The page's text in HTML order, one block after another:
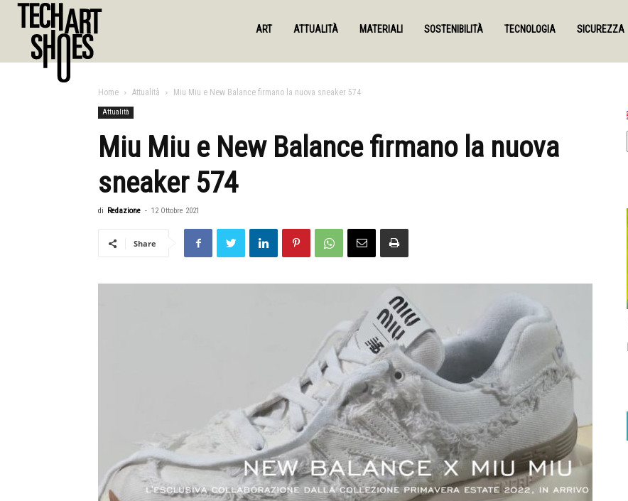
ART ATTUALITÀ MATERIALI SOSTENIBILITÀ TECNOLOGIA SICUREZZA
Home Attualità Miu Miu e New Balance firmano la nuova sneaker 574
Attualità
Miu Miu e New Balance firmano la nuova
sneaker 574
di Redazione - 12 Ottobre 2021
Share